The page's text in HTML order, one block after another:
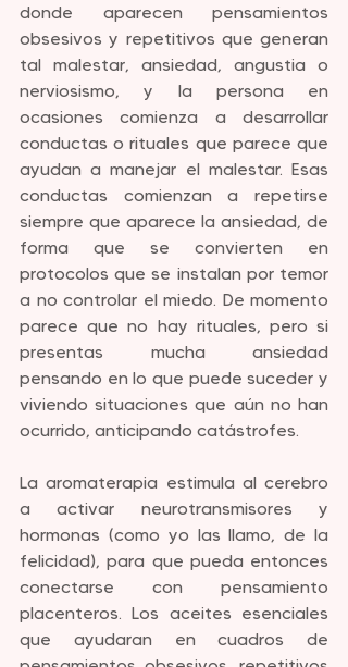
donde aparecen pensamientos
obsesivos y repetitivos que generan
tal malestar, ansiedad, angustia o
nerviosismo, y la persona en
ocasiones comienza a desarrollar
conductas o rituales que parece que
ayudan a manejar el malestar. Esas
conductas comienzan a repetirse
siempre que aparece la ansiedad, de
forma que se convierten en
protocolos que se instalan por temor
a no controlar el miedo. De momento
parece que no hay rituales, pero si
presentas mucha ansiedad
pensando en lo que puede suceder y
viviendo situaciones que aún no han
ocurrido, anticipando catástrofes.
La aromaterapia estimula al cerebro
a activar neurotransmisores y
hormonas (como yo las llamo, de la
felicidad), para que pueda entonces
conectarse con pensamiento
placenteros. Los aceites esenciales
que ayudaran en cuadros de